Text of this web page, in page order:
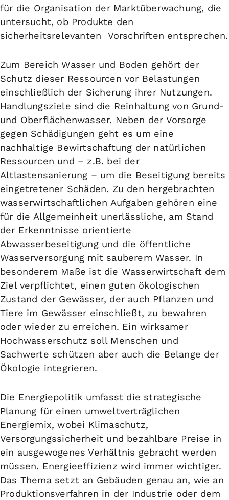
für die Organisation der Marktüberwachung, die
untersucht, ob Produkte den
sicherheitsrelevanten Vorschriften entsprechen.
Zum BereichWasser und Boden gehört der
Schutz dieser Ressourcen vor Belastungen
einschließlich der Sicherung ihrer Nutzungen.
Handlungsziele sind die Reinhaltung von Grund-
und Oberflächenwasser. Neben der Vorsorge
gegen Schädigungen geht es um eine
nachhaltige Bewirtschaftung der natürlichen
Ressourcen und – z.B. bei der
Altlastensanierung – um die Beseitigung bereits
eingetretener Schäden. Zu den hergebrachten
wasserwirtschaftlichen Aufgaben gehören eine
für die Allgemeinheit unerlässliche, am Stand
der Erkenntnisse orientierte
Abwasserbeseitigung und die öffentliche
Wasserversorgung mit sauberem Wasser. In
besonderem Maße ist die Wasserwirtschaft dem
Ziel verpflichtet, einen guten ökologischen
Zustand der Gewässer, der auch Pflanzen und
Tiere im Gewässer einschließt, zu bewahren
oder wieder zu erreichen. Ein wirksamer
Hochwasserschutz soll Menschen und
Sachwerte schützen aber auch die Belange der
Ökologie integrieren.
Die Energiepolitik umfasst die strategische
Planung für einen umweltverträglichen
Energiemix, wobei Klimaschutz,
Versorgungssicherheit und bezahlbare Preise in
ein ausgewogenes Verhältnis gebracht werden
müssen. Energieeffizienz wird immer wichtiger.
Das Thema setzt an Gebäuden genau an, wie an
Produktionsverfahren in der Industrie oder dem